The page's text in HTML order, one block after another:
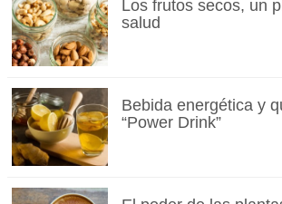
Los frutos secos, un
salud
Bebida energética y
“Power Drink”